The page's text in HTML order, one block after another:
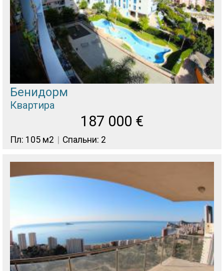
Бенидорм
Квартира
187 000 €
Пл: 105 м2 Спальни: 2